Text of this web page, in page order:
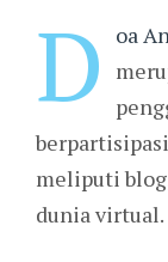
D oa
meliputi
dunia virtual.